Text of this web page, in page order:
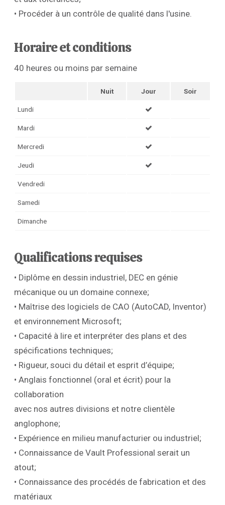
• Procéder à un contrôle de qualité dans l'usine.
Horaire et conditions
40 heures ou moins par semaine
Nuit Jour Soir
Lundi
Mardi
Mercredi
Jeudi
Vendredi
Samedi
Dimanche
Qualifications requises
• Diplôme en dessin industriel, DEC en génie
mécanique ou un domaine connexe;
• Maîtrise des logiciels de CAO (AutoCAD, Inventor)
et environnement Microsoft;
• Capacité à lire et interpréter des plans et des
spécifications techniques;
• Rigueur, souci du détail et esprit d’équipe;
• Anglais fonctionnel (oral et écrit) pour la
collaboration
avec nos autres divisions et notre clientèle
anglophone;
• Expérience en milieu manufacturier ou industriel;
• Connaissance de Vault Professional serait un
atout;
• Connaissance des procédés de fabrication et des
matériaux